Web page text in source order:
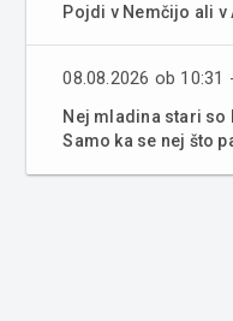
Pojdi v Nemčijo ali
08.08.2026 ob 10:31
Nej mladina stari so
Samo ka se nej što